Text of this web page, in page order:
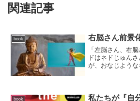
関連記事
book 右脳さん前景
「左脳さん、右
ドはネドじゅん
が、おなじような
ラ1 左脳思考...
book
私たちが『自